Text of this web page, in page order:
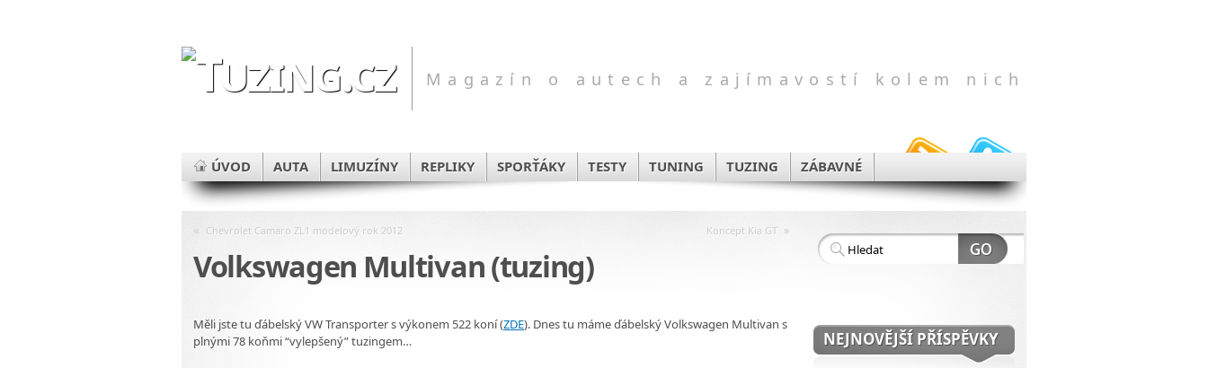
Magazín o autech a zajímavostí kolem nich
ÚVOD AUTA LIMUZÍNY REPLIKY SPORŤÁKY TESTY TUNING TUZING ZÁBAVNÉ
« Chevrolet Camaro ZL1 modelový rok 2012 Koncept Kia GT »
Volkswagen Multivan (tuzing)
Měli jste tu ďábelský VW Transporter s výkonem 522 koní (ZDE). Dnes tu máme ďábelský Volkswagen Multivan s
plnými 78 koňmi “vylepšený” tuzingem…
NEJNOVĚJŠÍ PŘÍSPĚVKY